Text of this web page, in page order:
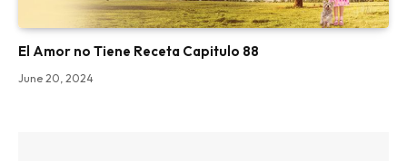
El Amor no Tiene Receta Capitulo 88
June 20, 2024